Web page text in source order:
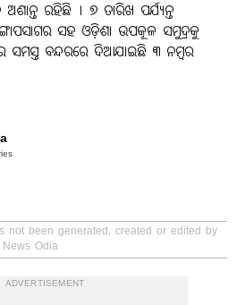
ରହିଛି । ୭ ତାରିଖ ପର୍ଯ୍ୟନ୍ତ
ସହ ଓଡ଼ିଶା ଉପକୂଳ ସମୁଦ୍ରକୁ
ସମସ୍ତ ବନ୍ଦରରେ ଦିଆଯାଇଛି ୩ ନମ୍ବର
not been generated, created or edited by
Odia
ADVERTISEMENT